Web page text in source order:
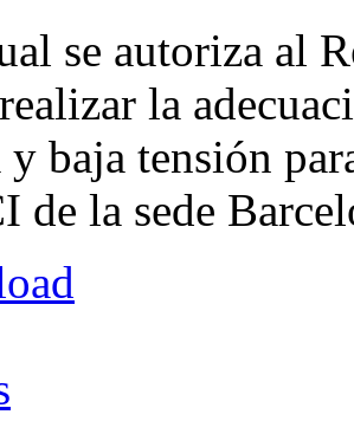
se autoriza al
la
y baja tensión
de la sede